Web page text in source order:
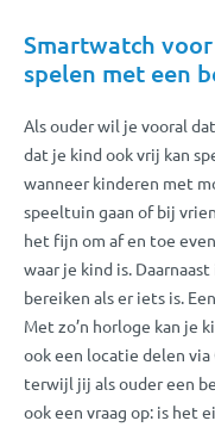
Smartwatch
spelen met een
Als ouder wil je vooral
dat je kind ook vrij kan
wanneer kinderen met
speeltuin gaan of bij
het fijn om af en toe
waar je kind is.
bereiken als er iets is.
Met zo’n horloge kan je
ook een locatie delen
terwijl jij als ouder een
ook een vraag op: is het